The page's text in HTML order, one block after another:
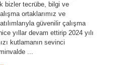
bizler tecrübe, bilgi ve
ortaklarımız ve
güvenilir çalışma
yıllar devam ettirip 2024 yılı
kutlamanın sevinci
...